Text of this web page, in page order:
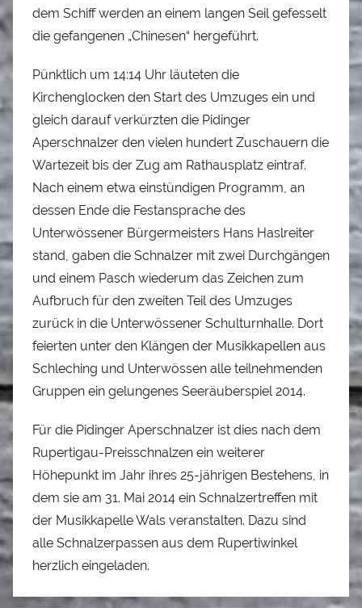
dem Schiff werden an einem langen Seil gefesselt
die gefangenen „Chinesen“ hergeführt.
Pünktlich um 14:14 Uhr läuteten die
Kirchenglocken den Start des Umzuges ein und
gleich darauf verkürzten die Pidinger
Aperschnalzer den vielen hundert Zuschauern die
Wartezeit bis der Zug am Rathausplatz eintraf.
Nach einem etwa einstündigen Programm, an
dessen Ende die Festansprache des
Unterwössener Bürgermeisters Hans Haslreiter
stand, gaben die Schnalzer mit zwei Durchgängen
und einem Pasch wiederum das Zeichen zum
Aufbruch für den zweiten Teil des Umzuges
zurück in die Unterwössener Schulturnhalle. Dort
feierten unter den Klängen der Musikkapellen aus
Schleching und Unterwössen alle teilnehmenden
Gruppen ein gelungenes Seeräuberspiel 2014.
Für die Pidinger Aperschnalzer ist dies nach dem
Rupertigau-Preisschnalzen ein weiterer
Höhepunkt im Jahr ihres 25-jährigen Bestehens, in
dem sie am 31. Mai 2014 ein Schnalzertreffen mit
der Musikkapelle Wals veranstalten. Dazu sind
alle Schnalzerpassen aus dem Rupertiwinkel
herzlich eingeladen.